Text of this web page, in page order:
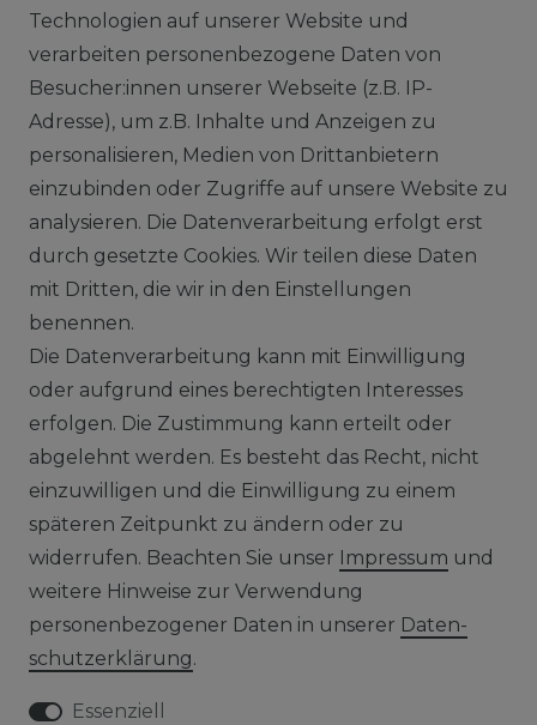
Vapor Handels GmbH
Im Hülsenfeld 9
40721 Hilden
0212 520-82 100
info@vapor-handel.de
Montag - Freitag, 09:00 - 16:00
RECHTLICHES
AGB
WIDERRUFSRECHT
IMPRESSUM
DATENSCHUTZERKLÄRUNG
HINWEISE ZUM ELEKTROGESETZ
Technologien auf unserer Website und
verarbeiten personenbezogene Daten von
Besucher:innen unserer Webseite (z.B. IP-
Adresse), um z.B. Inhalte und Anzeigen zu
personalisieren, Medien von Drittanbietern
einzubinden oder Zugriffe auf unsere Website zu
analysieren. Die Datenverarbeitung erfolgt erst
durch gesetzte Cookies. Wir teilen diese Daten
mit Dritten, die wir in den Einstellungen
benennen.
Die Datenverarbeitung kann mit Einwilligung
oder aufgrund eines berechtigten Interesses
erfolgen. Die Zustimmung kann erteilt oder
abgelehnt werden. Es besteht das Recht, nicht
einzuwilligen und die Einwilligung zu einem
späteren Zeitpunkt zu ändern oder zu
widerrufen. Beachten Sie unser Impressum und
weitere Hinweise zur Verwendung
personenbezogener Daten in unserer Daten­
schutz­erklärung.
Essenziell